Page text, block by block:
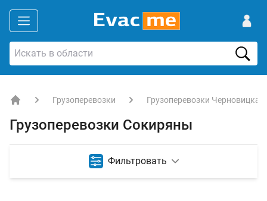
Грузоперевозки Грузоперевозки Черновицкая
Грузоперевозки Сокиряны
Фильтровать